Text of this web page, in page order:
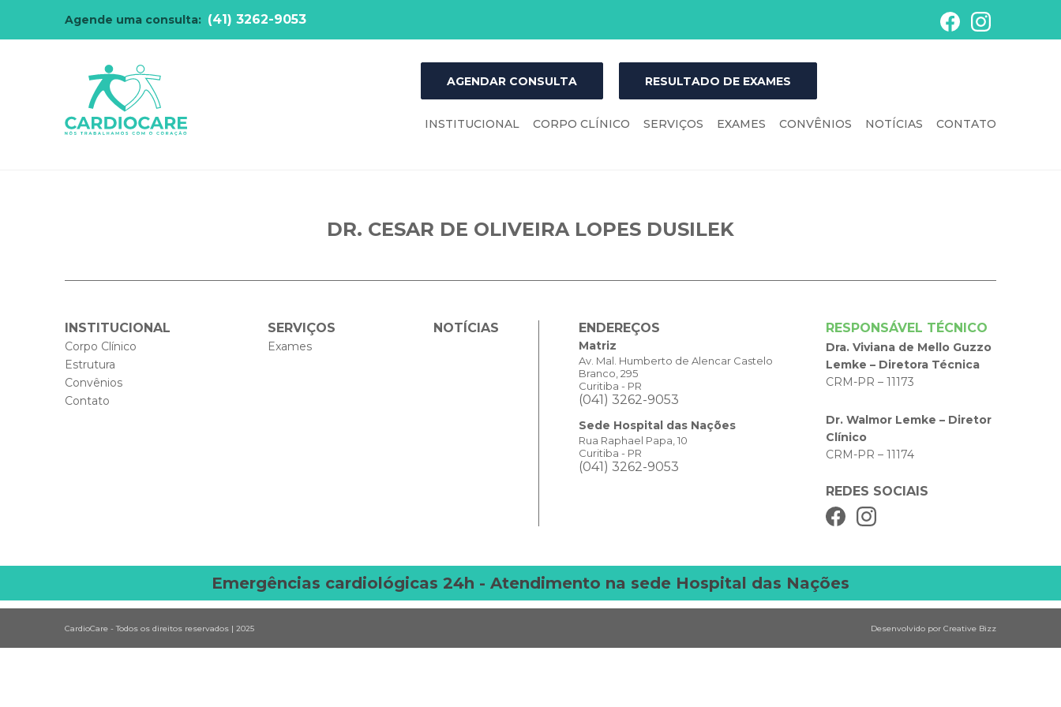
Agende uma consulta: (41) 3262-9053
AGENDAR CONSULTA RESULTADO DE EXAMES
INSTITUCIONAL CORPO CLÍNICO SERVIÇOS EXAMES CONVÊNIOS NOTÍCIAS CONTATO
DR. CESAR DE OLIVEIRA LOPES DUSILEK
INSTITUCIONAL
Corpo Clínico
Estrutura
Convênios
Contato
SERVIÇOS
Exames
NOTÍCIAS ENDEREÇOS
Matriz
Av. Mal. Humberto de Alencar Castelo
Branco, 295
Curitiba - PR
(041) 3262-9053
Sede Hospital das Nações
Rua Raphael Papa, 10
Curitiba - PR
(041) 3262-9053
RESPONSÁVEL TÉCNICO
Dra. Viviana de Mello Guzzo
Lemke – Diretora Técnica
CRM-PR – 11173
Dr. Walmor Lemke – Diretor
Clínico
CRM-PR – 11174
REDES SOCIAIS
Emergências cardiológicas 24h - Atendimento na sede Hospital das Nações
CardioCare - Todos os direitos reservados | 2025 Desenvolvido por Creative Bizz